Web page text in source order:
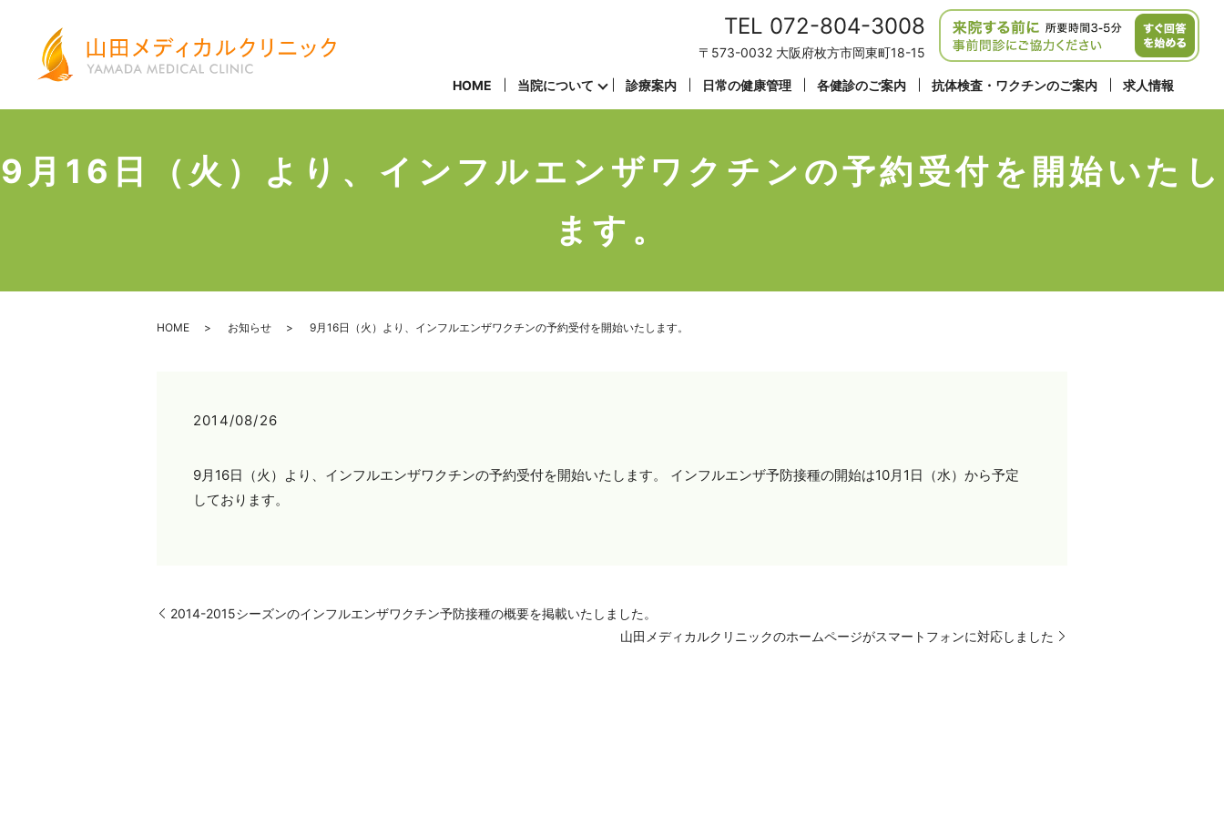
TEL 072-804-3008
〒573-0032 大阪府枚方市岡東町18-15
HOME 当院について 診療案内 日常の健康管理 各健診のご案内 抗体検査・ワクチンのご案内 求人情報
9月16日（火）より、インフルエンザワクチンの予約受付を開始いたし
ます。
HOME お知らせ 9月16日（火）より、インフルエンザワクチンの予約受付を開始いたします。
2014/08/26
9月16日（火）より、インフルエンザワクチンの予約受付を開始いたします。 インフルエンザ予防接種の開始は10月1日（水）から予定
しております。
2014-2015シーズンのインフルエンザワクチン予防接種の概要を掲載いたしました。
山田メディカルクリニックのホームページがスマートフォンに対応しました